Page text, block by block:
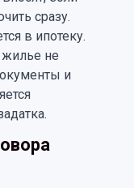
сразу.
в ипотеку.
жилье не
и